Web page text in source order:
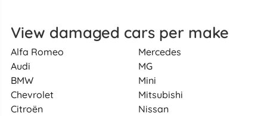
View damaged cars per make
Alfa Romeo
Audi
BMW
Chevrolet
Citroën
Mercedes
MG
Mini
Mitsubishi
Nissan